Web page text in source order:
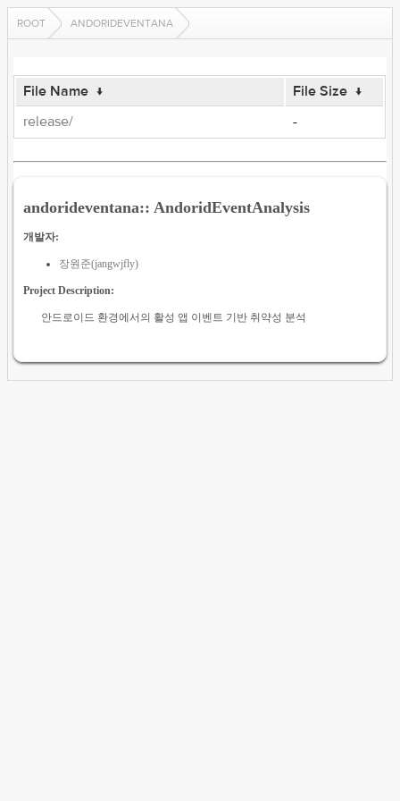
ROOT ANDORIDEVENTANA
File Name ↓ File Size ↓
release/
-
andorideventana:: AndoridEventAnalysis
개발자:
장원준(jangwjfly)
Project Description:
안드로이드 환경에서의 활성 앱 이벤트 기반 취약성 분석